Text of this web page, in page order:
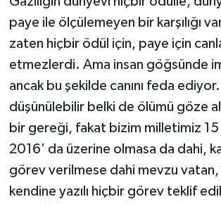
paye ile ölçülemeyen bir karşılığı
zaten hiçbir ödül için, paye için
etmezlerdi. Ama insan göğsünde
ancak bu şekilde canını feda
düşünülebilir belki de ölümü göze
bir gereği, fakat bizim milletimiz 15
2016’ da üzerine olmasa da dahi,
görev verilmese dahi mevzu
kendine yazılı hiçbir görev teklif